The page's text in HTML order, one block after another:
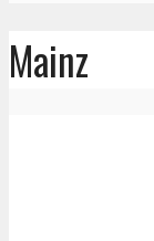
Mainz